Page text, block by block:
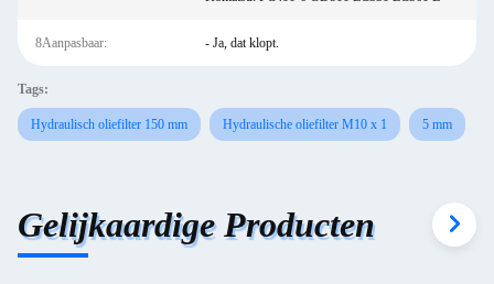
8Aanpasbaar: - Ja, dat klopt.
Tags:
Hydraulisch oliefilter 150 mm Hydraulische oliefilter M10 x 1 5 mm
Gelijkaardige Producten